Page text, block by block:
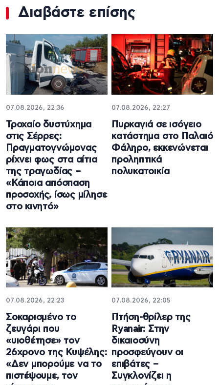
Διαβάστε επίσης
07.08.2026, 22:36
Τροχαίο δυστύχημα
στις Σέρρες:
Πραγματογνώμονας
ρίχνει φως στα αίτια
της τραγωδίας –
«Κάποια απόσπαση
προσοχής, ίσως μίλησε
στο κινητό»
07.08.2026, 22:27
Πυρκαγιά σε ισόγειο
κατάστημα στο Παλαιό
Φάληρο, εκκενώνεται
προληπτικά
πολυκατοικία
07.08.2026, 22:23
Σοκαρισμένο το
ζευγάρι που
«υιοθέτησε» τον
26χρονο της Κυψέλης:
«Δεν μπορούμε να το
πιστέψουμε, τον
07.08.2026, 22:05
Πτήση-θρίλερ της
Ryanair: Στην
δικαιοσύνη
προσφεύγουν οι
επιβάτες –
Συγκλονίζει η